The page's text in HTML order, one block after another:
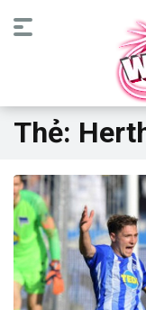
Thẻ: